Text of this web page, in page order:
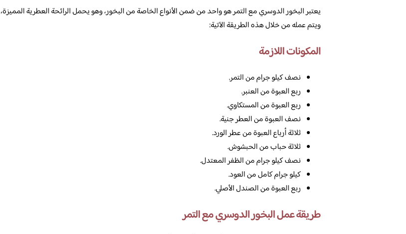
يعتبر البخور الدوسري مع التمر هو واحد من ضمن الأنواع الخاصة من البخور، وهو يحمل الرائحة العطرية المميزة،
ويتم عمله من خلال هذه الطريقة الآتية:
المكونات اللازمة
نصف كيلو جرام من التمر.
ربع العبوة من العنبر.
ربع العبوة من المستكاوي.
نصف العبوة من العطر جنية.
ثلاثة أرباع العبوة من عطر الورد.
ثلاثة حباب من الحبشوش.
نصف كيلو جرام من الظفر المعتدل.
كيلو جرام كامل من العود.
ربع العبوة من الصندل الأصلي.
طريقة عمل البخور الدوسري مع التمر